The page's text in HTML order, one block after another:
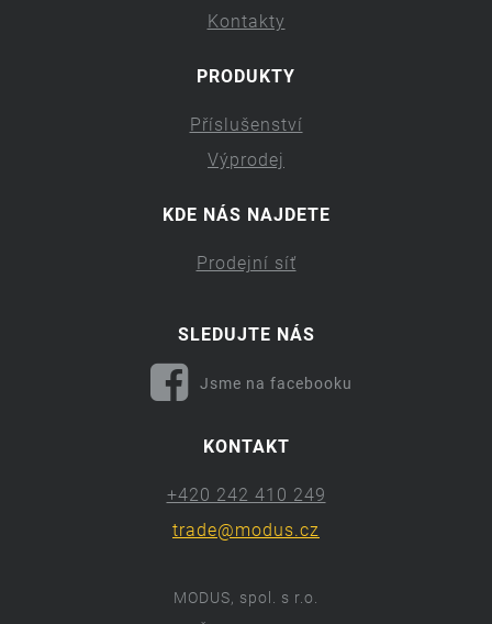
Kontakty
PRODUKTY
Příslušenství
Výprodej
KDE NÁS NAJDETE
Prodejní síť
SLEDUJTE NÁS
Jsme na facebooku
KONTAKT
+420 242 410 249
trade@modus.cz
MODUS, spol. s r.o.